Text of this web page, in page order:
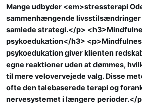
Mange udbyder <em>stressterapi
sammenhængende livsstilsændringer
samlede strategi.</p>
psykoedukation</h3>
psykoedukation giver klienten
egne reaktioner uden at dømmes,
til mere velovervejede valg. Disse
ofte den talebaserede terapi og
nervesystemet i længere perioder.</